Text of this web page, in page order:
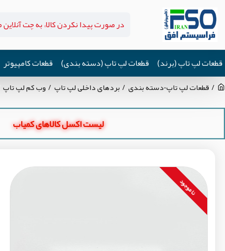
قطعات لپ تاپ (برند) قطعات لپ تاپ (دسته بندی) قطعات کامپیوتر
قطعات لپ تاپ-دسته بندی بردهای داخلی لپ تاپ وب کم لپ تاپ
لیست اکسل کالاهای کمیاب
نا موجود